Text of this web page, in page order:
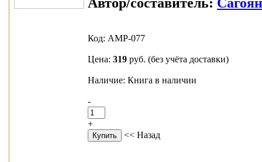
Код: АМР-077
Цена: 319 руб. (без учёта доставки)
Наличие: Книга в наличии
-
+
<< Назад